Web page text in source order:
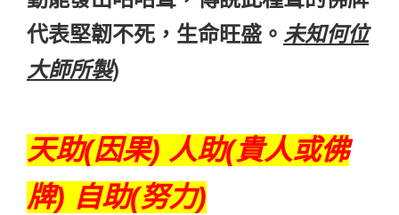
代表堅韌不死，生命旺盛。 未知何位
大師所製)
天助(因果) 人助(貴人或佛
牌) 自助(努力)